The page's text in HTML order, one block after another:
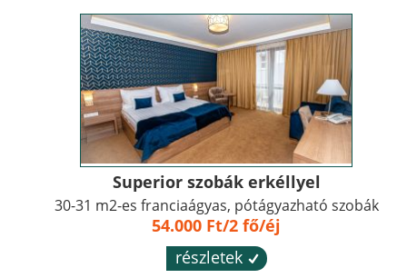
Superior szobák erkéllyel
30-31 m2-es franciaágyas, pótágyazható szobák
54.000 Ft/2 fő/éj
részletek ´